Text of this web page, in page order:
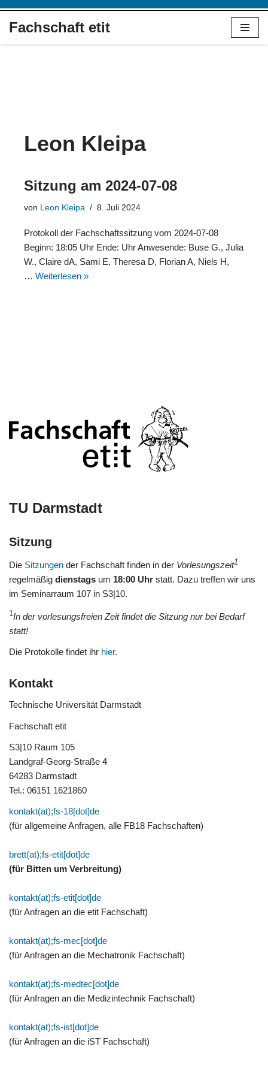
Fachschaft etit
Leon Kleipa
Sitzung am 2024-07-08
von Leon Kleipa 8. Juli 2024
Protokoll der Fachschaftssitzung vom 2024-07-08
Beginn: 18:05 Uhr Ende: Uhr Anwesende: Buse G., Julia
W., Claire dA, Sami E, Theresa D, Florian A, Niels H,
… Weiterlesen »
TU Darmstadt
Sitzung
Die Sitzungen der Fachschaft finden in der Vorlesungszeit1
regelmäßig dienstags um 18:00 Uhr statt. Dazu treffen wir uns
im Seminarraum 107 in S3|10.
1In der vorlesungsfreien Zeit findet die Sitzung nur bei Bedarf
statt!
Die Protokolle findet ihr hier.
Kontakt
Technische Universität Darmstadt
Fachschaft etit
S3|10 Raum 105
Landgraf-Georg-Straße 4
64283 Darmstadt
Tel.: 06151 1621860
kontakt(at);fs-18[dot]de
(für allgemeine Anfragen, alle FB18 Fachschaften)
brett(at);fs-etit[dot]de
(für Bitten um Verbreitung)
kontakt(at);fs-etit[dot]de
(für Anfragen an die etit Fachschaft)
kontakt(at);fs-mec[dot]de
(für Anfragen an die Mechatronik Fachschaft)
kontakt(at);fs-medtec[dot]de
(für Anfragen an die Medizintechnik Fachschaft)
kontakt(at);fs-ist[dot]de
(für Anfragen an die iST Fachschaft)